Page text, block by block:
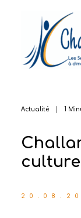
Le Groupe
Propreté et
Prévention
Réseau
Contact
Actualité 1